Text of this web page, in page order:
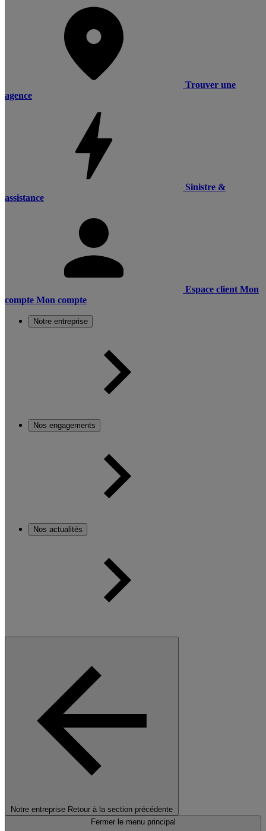
Trouver une
agence
Sinistre &
assistance
Espace client Mon
compte Mon compte
Notre entreprise
Nos engagements
Nos actualités
Notre entreprise Retour à la section précédente
Fermer le menu principal